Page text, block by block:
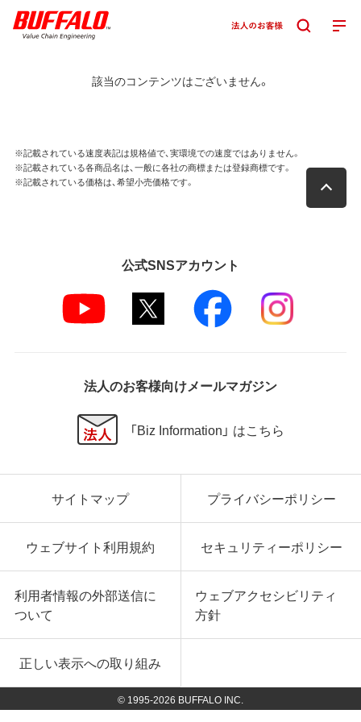
該当のコンテンツはございません。
※記載されている速度表記は規格値で、実環境での速度ではありません。
※記載されている各商品名は、一般に各社の商標または登録商標です。
※記載されている価格は、希望小売価格です。
公式SNSアカウント
法人のお客様向けメールマガジン
「Biz Information」 はこちら
サイトマップ プライバシーポリシー
ウェブサイト利用規約 セキュリティーポリシー
利用者情報の外部送信に
ついて
ウェブアクセシビリティ
方針
正しい表示への取り組み
© 1995-2026 BUFFALO INC.